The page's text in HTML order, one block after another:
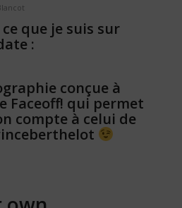
que je suis sur
:
conçue à
Faceoff! qui permet
compte à celui de